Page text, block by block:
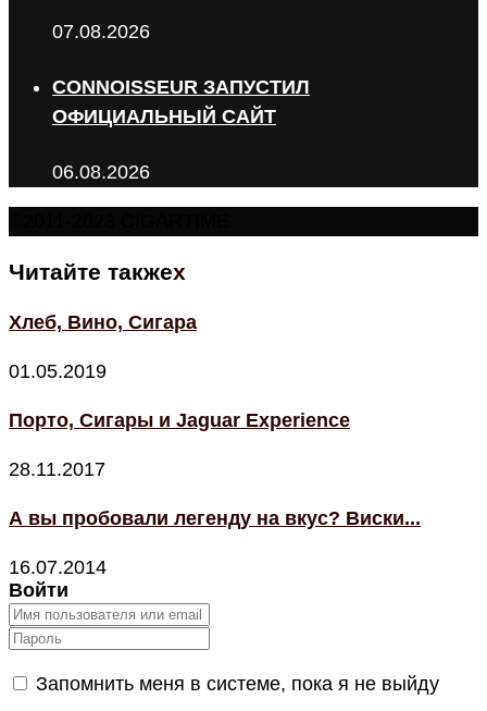
07.08.2026
CONNOISSEUR ЗАПУСТИЛ
ОФИЦИАЛЬНЫЙ САЙТ
06.08.2026
Читайте такжеx
Хлеб, Вино, Сигара
01.05.2019
Порто, Сигары и Jaguar Experience
28.11.2017
А вы пробовали легенду на вкус? Виски...
16.07.2014
Войти
Запомнить меня в системе, пока я не выйду